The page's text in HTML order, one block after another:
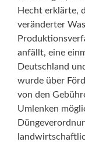
Hecht erklärte,
veränderter
anfällt, eine
Deutschland
wurde über
von den
Umlenken